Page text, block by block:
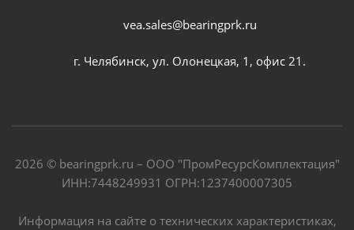
vea.sales@bearingprk.ru
г. Челябинск, ул. Олонецкая, 1, офис 21.
2026 © bearingprk.ru – ООО "ПромРесурсКомплектация"
ИНН:7448249931 ОГРН:1237400007305
Информация на сайте о технических характеристиках,